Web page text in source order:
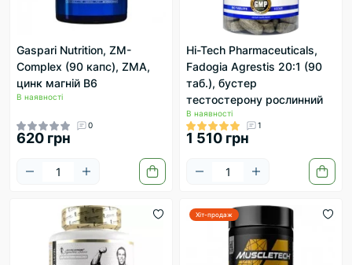
Gaspari Nutrition, ZM-
Complex (90 капс), ZMA,
цинк магній В6
В наявності
0
620 грн
Hi-Tech Pharmaceuticals,
Fadogia Agrestis 20:1 (90
таб.), бустер
тестостерону рослинний
В наявності
1
1 510 грн
Хіт-продаж